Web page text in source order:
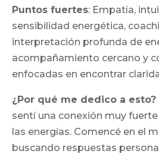
Puntos fuertes: Empatía,
sensibilidad energética,
interpretación profunda de
acompañamiento cercano y
enfocadas en encontrar
¿Por qué me dedico a esto?
sentí una conexión muy
las energías. Comencé en el
buscando respuestas